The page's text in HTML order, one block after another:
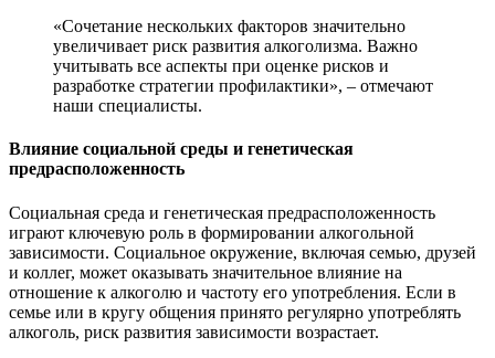
«Сочетание нескольких факторов значительно
увеличивает риск развития алкоголизма. Важно
учитывать все аспекты при оценке рисков и
разработке стратегии профилактики», – отмечают
наши специалисты.
Влияние социальной среды и генетическая
предрасположенность
Социальная среда и генетическая предрасположенность
играют ключевую роль в формировании алкогольной
зависимости. Социальное окружение, включая семью, друзей
и коллег, может оказывать значительное влияние на
отношение к алкоголю и частоту его употребления. Если в
семье или в кругу общения принято регулярно употреблять
алкоголь, риск развития зависимости возрастает.